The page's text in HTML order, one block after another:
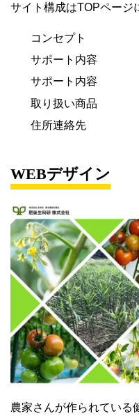
サイト構成はTOPページ
コンセプト
サポート内容
サポート内容
取り扱い商品
住所連絡先
WEBデザイン
農家さんが作られている